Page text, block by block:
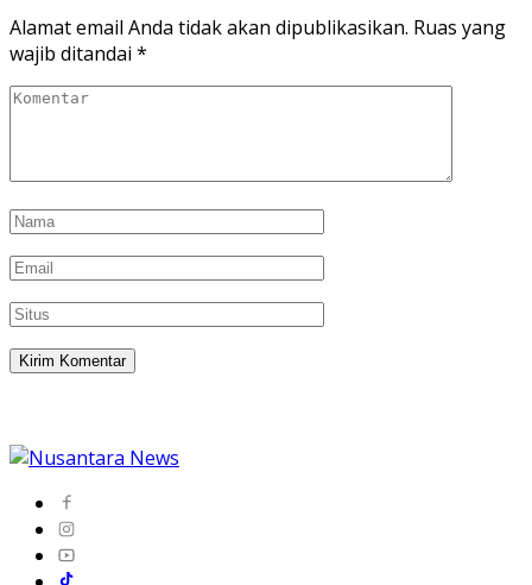
Alamat email Anda tidak akan dipublikasikan. Ruas yang
wajib ditandai *